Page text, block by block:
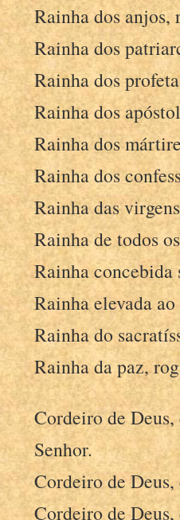
Rainha dos anjos,
Rainha dos
Rainha dos
Rainha dos
Rainha dos
Rainha dos
Rainha das
Rainha de todos
Rainha
Rainha elevada
Rainha do
Rainha da paz,
Cordeiro de
Senhor.
Cordeiro de
Cordeiro de